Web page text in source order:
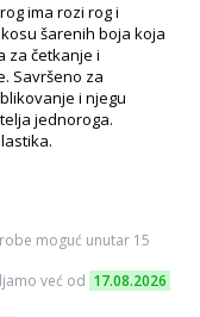
ima rozi rog i
šarenih boja koja
za četkanje i
Savršeno za
i njegu
jednoroga.
moguć unutar 15
već od 17.08.2026